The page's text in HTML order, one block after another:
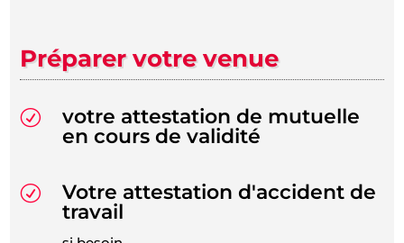
Préparer votre venue
R
votre attestation de mutuelle
en cours de validité
R
Votre attestation d'accident de
travail